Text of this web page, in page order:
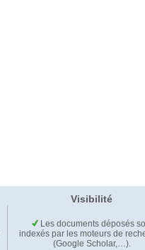
Visibilité
Les documents déposés
indexés par les moteurs de
(Google Scholar,…).